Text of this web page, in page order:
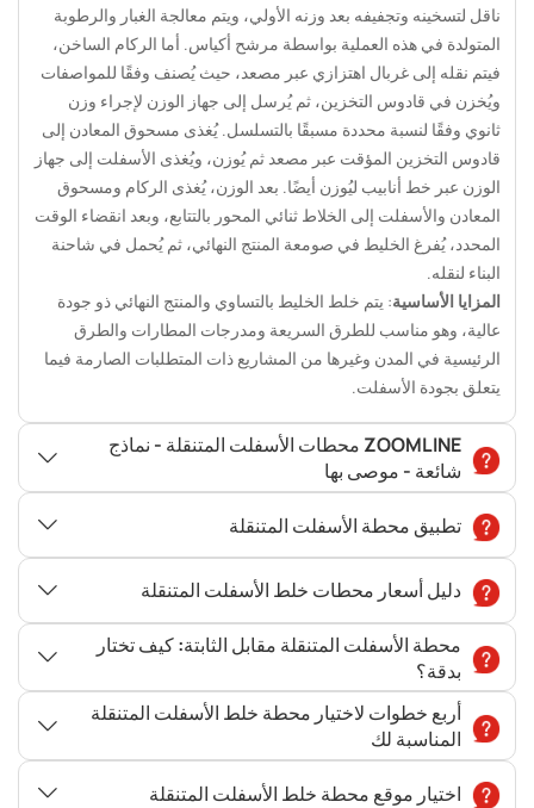
ناقل لتسخينه وتجفيفه بعد وزنه الأولي، ويتم معالجة الغبار والرطوبة
المتولدة في هذه العملية بواسطة مرشح أكياس. أما الركام الساخن،
فيتم نقله إلى غربال اهتزازي عبر مصعد، حيث يُصنف وفقًا للمواصفات
ويُخزن في قادوس التخزين، ثم يُرسل إلى جهاز الوزن لإجراء وزن
ثانوي وفقًا لنسبة محددة مسبقًا بالتسلسل. يُغذى مسحوق المعادن إلى
قادوس التخزين المؤقت عبر مصعد ثم يُوزن، ويُغذى الأسفلت إلى جهاز
الوزن عبر خط أنابيب ليُوزن أيضًا. بعد الوزن، يُغذى الركام ومسحوق
المعادن والأسفلت إلى الخلاط ثنائي المحور بالتتابع، وبعد انقضاء الوقت
المحدد، يُفرغ الخليط في صومعة المنتج النهائي، ثم يُحمل في شاحنة
البناء لنقله.
المزايا الأساسية: يتم خلط الخليط بالتساوي والمنتج النهائي ذو جودة
عالية، وهو مناسب للطرق السريعة ومدرجات المطارات والطرق
الرئيسية في المدن وغيرها من المشاريع ذات المتطلبات الصارمة فيما
يتعلق بجودة الأسفلت.
ZOOMLINE محطات الأسفلت المتنقلة - نماذج
شائعة - موصى بها
تطبيق محطة الأسفلت المتنقلة
دليل أسعار محطات خلط الأسفلت المتنقلة
محطة الأسفلت المتنقلة مقابل الثابتة: كيف تختار
بدقة؟
أربع خطوات لاختيار محطة خلط الأسفلت المتنقلة
المناسبة لك
اختيار موقع محطة خلط الأسفلت المتنقلة